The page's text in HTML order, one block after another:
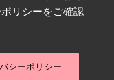
リシーをご確認
シーポリシー